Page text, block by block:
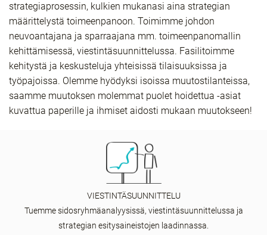
strategiaprosessin, kulkien mukanasi aina strategian
määrittelystä toimeenpanoon. Toimimme johdon
neuvoantajana ja sparraajana mm. toimeenpanomallin
kehittämisessä, viestintäsuunnittelussa. Fasilitoimme
kehitystä ja keskusteluja yhteisissä tilaisuuksissa ja
työpajoissa. Olemme hyödyksi isoissa muutostilanteissa,
saamme muutoksen molemmat puolet hoidettua -asiat
kuvattua paperille ja ihmiset aidosti mukaan muutokseen!
VIESTINTÄSUUNNITTELU
Tuemme sidosryhmäanalyysissä, viestintäsuunnittelussa ja
strategian esitysaineistojen laadinnassa.